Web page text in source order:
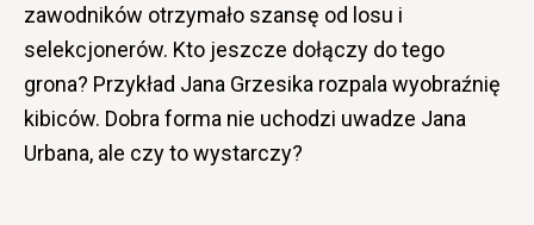
zawodników otrzymało szansę od losu i
selekcjonerów. Kto jeszcze dołączy do tego
grona? Przykład Jana Grzesika rozpala wyobraźnię
kibiców. Dobra forma nie uchodzi uwadze Jana
Urbana, ale czy to wystarczy?